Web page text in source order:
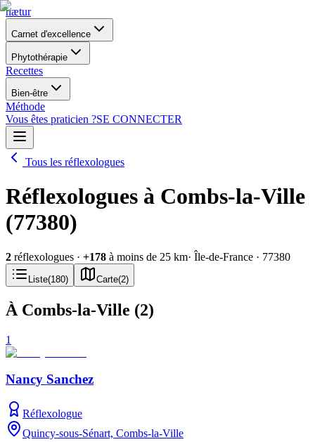
nætur
Carnet d'excellence
Phytothérapie
Recettes
Bien-être
Méthode
Vous êtes praticien ?SE CONNECTER
Tous les réflexologues
Réflexologues à Combs-la-Ville
(77380)
2 réflexologues · +178 à moins de 25 km· Île-de-France · 77380
Liste(180) Carte(2)
À Combs-la-Ville (2)
1
Nancy Sanchez
Réflexologue
Quincy-sous-Sénart, Combs-la-Ville